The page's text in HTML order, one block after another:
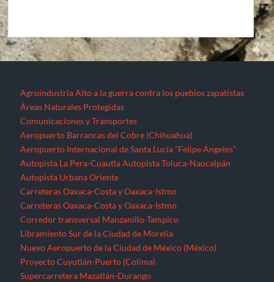
Agroindustria Alto a la guerra contra los pueblos zapatistas
Áreas Naturales Protegidas
Comunicaciones y Transportes
Aeropuerto Barrancas del Cobre (Chihuahua)
Aeropuerto Internacional de Santa Lucía “Felipe Ángeles”
Autopista La Pera-Cuautla Autopista Toluca-Naucalpán
Autopista Urbana Oriente
Carreteras Oaxaca-Costa y Oaxaca-Istmo
Carreteras Oaxaca-Costa y Oaxaca-Istmo
Corredor transversal Manzanillo-Tampico
Libramiento Sur de la Ciudad de Morelia
Nuevo Aeropuerto de la Ciudad de México (México)
Proyecto Cuyutlán-Puerto (Colima)
Supercarretera Mazatlán-Durango